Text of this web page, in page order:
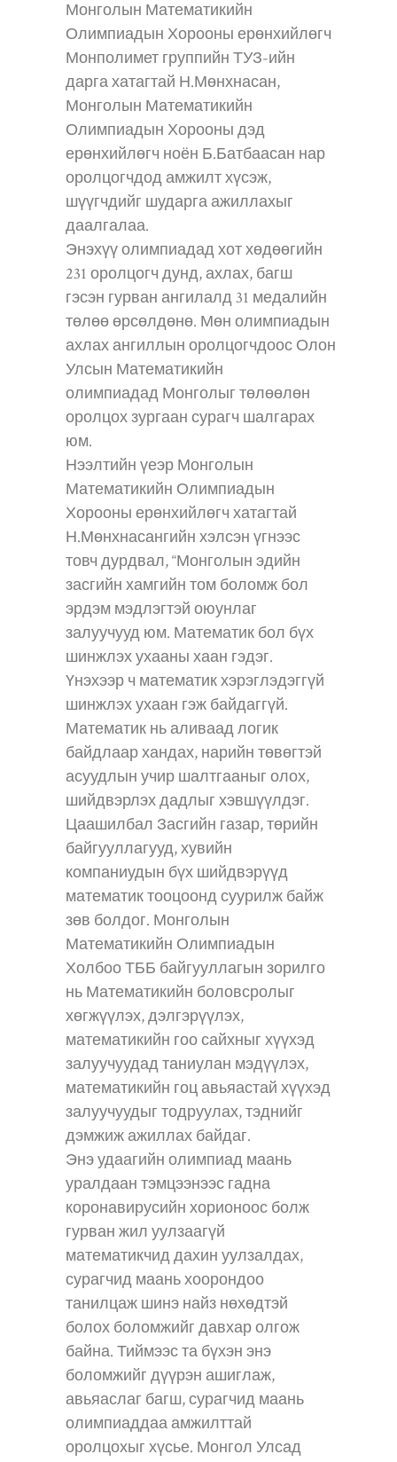
Монголын Математикийн
Олимпиадын Хорооны ерөнхийлөгч
Монполимет группийн ТУЗ-ийн
дарга хатагтай Н.Мөнхнасан,
Монголын Математикийн
Олимпиадын Хорооны дэд
ерөнхийлөгч ноён Б.Батбаасан нар
оролцогчдод амжилт хүсэж,
шүүгчдийг шударга ажиллахыг
даалгалаа.
Энэхүү олимпиадад хот хөдөөгийн
231 оролцогч дунд, ахлах, багш
гэсэн гурван ангилалд 31 медалийн
төлөө өрсөлдөнө. Мөн олимпиадын
ахлах ангиллын оролцогчдоос Олон
Улсын Математикийн
олимпиадад Монголыг төлөөлөн
оролцох зургаан сурагч шалгарах
юм.
Нээлтийн үеэр Монголын
Математикийн Олимпиадын
Хорооны ерөнхийлөгч хатагтай
Н.Мөнхнасангийн хэлсэн үгнээс
товч дурдвал, “Монголын эдийн
засгийн хамгийн том боломж бол
эрдэм мэдлэгтэй оюунлаг
залуучууд юм. Математик бол бүх
шинжлэх ухааны хаан гэдэг.
Үнэхээр ч математик хэрэглэдэггүй
шинжлэх ухаан гэж байдаггүй.
Математик нь аливаад логик
байдлаар хандах, нарийн төвөгтэй
асуудлын учир шалтгааныг олох,
шийдвэрлэх дадлыг хэвшүүлдэг.
Цаашилбал Засгийн газар, төрийн
байгууллагууд, хувийн
компаниудын бүх шийдвэрүүд
математик тооцоонд суурилж байж
зөв болдог. Монголын
Математикийн Олимпиадын
Холбоо ТББ байгууллагын зорилго
нь Математикийн боловсролыг
хөгжүүлэх, дэлгэрүүлэх,
математикийн гоо сайхныг хүүхэд
залуучуудад таниулан мэдүүлэх,
математикийн гоц авьяастай хүүхэд
залуучуудыг тодруулах, тэднийг
дэмжиж ажиллах байдаг.
Энэ удаагийн олимпиад маань
уралдаан тэмцээнээс гадна
коронавирусийн хорионоос болж
гурван жил уулзаагүй
математикчид дахин уулзалдах,
сурагчид маань хоорондоо
танилцаж шинэ найз нөхөдтэй
болох боломжийг давхар олгож
байна. Тиймээс та бүхэн энэ
боломжийг дүүрэн ашиглаж,
авьяаслаг багш, сурагчид маань
олимпиаддаа амжилттай
оролцохыг хүсье. Монгол Улсад